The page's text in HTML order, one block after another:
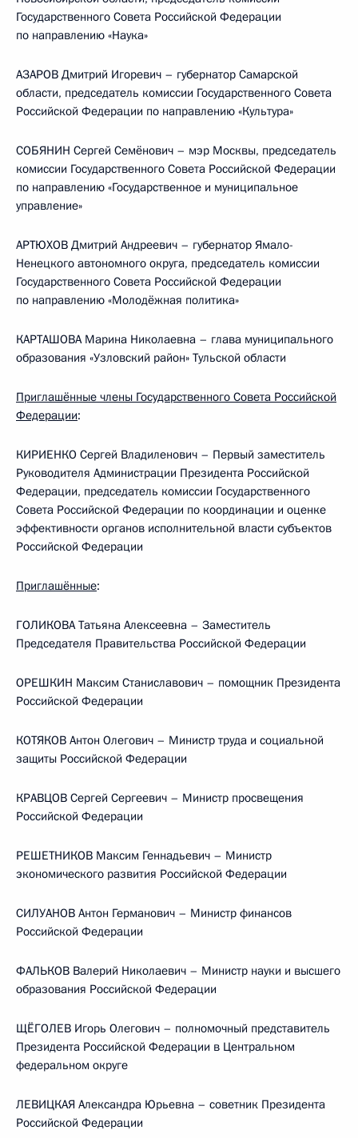
Государственного Совета Российской Федерации
по направлению «Наука»
АЗАРОВ Дмитрий Игоревич – губернатор Самарской
области, председатель комиссии Государственного Совета
Российской Федерации по направлению «Культура»
СОБЯНИН Сергей Семёнович – мэр Москвы, председатель
комиссии Государственного Совета Российской Федерации
по направлению «Государственное и муниципальное
управление»
АРТЮХОВ Дмитрий Андреевич – губернатор Ямало-
Ненецкого автономного округа, председатель комиссии
Государственного Совета Российской Федерации
по направлению «Молодёжная политика»
КАРТАШОВА Марина Николаевна – глава муниципального
образования «Узловский район» Тульской области
Приглашённые члены Государственного Совета Российской
Федерации:
КИРИЕНКО Сергей Владиленович – Первый заместитель
Руководителя Администрации Президента Российской
Федерации, председатель комиссии Государственного
Совета Российской Федерации по координации и оценке
эффективности органов исполнительной власти субъектов
Российской Федерации
Приглашённые:
ГОЛИКОВА Татьяна Алексеевна – Заместитель
Председателя Правительства Российской Федерации
ОРЕШКИН Максим Станиславович – помощник Президента
Российской Федерации
КОТЯКОВ Антон Олегович – Министр труда и социальной
защиты Российской Федерации
КРАВЦОВ Сергей Сергеевич – Министр просвещения
Российской Федерации
РЕШЕТНИКОВ Максим Геннадьевич – Министр
экономического развития Российской Федерации
СИЛУАНОВ Антон Германович – Министр финансов
Российской Федерации
ФАЛЬКОВ Валерий Николаевич – Министр науки и высшего
образования Российской Федерации
ЩЁГОЛЕВ Игорь Олегович – полномочный представитель
Президента Российской Федерации в Центральном
федеральном округе
ЛЕВИЦКАЯ Александра Юрьевна – советник Президента
Российской Федерации